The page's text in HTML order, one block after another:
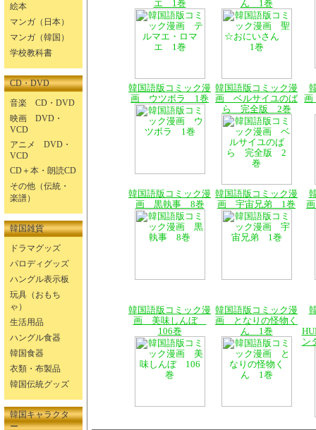
絵本
マンガ（日本）
マンガ（韓国）
学校教科書
CD・DVD
音楽 CD・DVD
映画 DVD・
VCD
アニメ DVD・
VCD
CD＋本・朗読CD
その他（伝統・
楽譜）
韓国雑貨
ドラマグッズ
パロディグッズ
ハングル表示板
玩具（おもち
ゃ）
生活用品
ハングル食器
韓国食器
衣類・布製品
韓国伝統グッズ
韓国キャラクタ
ー
エ 1巻
ん 1巻
韓国語版コミック漫
画 ウツボラ 1巻
韓国語版コミック漫
画 ベルサイユのば
ら 完全版 2巻
画
韓国語版コミック漫
画 黒執事 8巻
韓国語版コミック漫
画 宇宙兄弟 1巻
韓国語版コミック漫
画 美味しんぼ
106巻
韓国語版コミック漫
画 となりの怪物く
ん 1巻
ン